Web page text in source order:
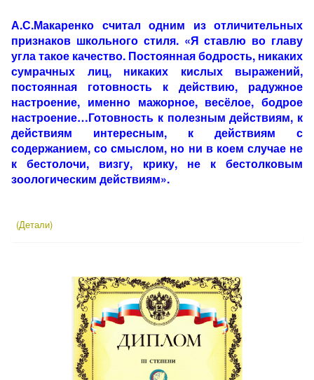
А.С.Макаренко считал одним из отличительных
признаков школьного стиля. «Я ставлю во главу
угла такое качество. Постоянная бодрость, никаких
сумрачных лиц, никаких кислых выражений,
постоянная готовность к действию, радужное
настроение, именно мажорное, весёлое, бодрое
настроение…Готовность к полезным действиям, к
действиям интересным, к действиям с
содержанием, со смыслом, но ни в коем случае не
к бестолочи, визгу, крику, не к бестолковым
зоологическим действиям».
(Детали)